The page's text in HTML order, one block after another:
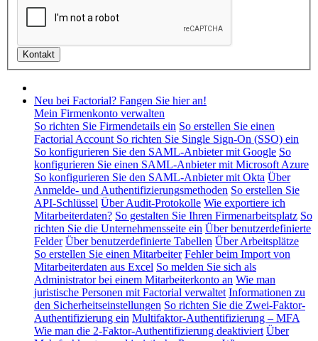
Neu bei Factorial? Fangen Sie hier an!
Mein Firmenkonto verwalten
So richten Sie Firmendetails ein So erstellen Sie einen
Factorial Account So richten Sie Single Sign-On (SSO) ein
So konfigurieren Sie den SAML-Anbieter mit Google So
konfigurieren Sie einen SAML-Anbieter mit Microsoft Azure
So konfigurieren Sie den SAML-Anbieter mit Okta Über
Anmelde- und Authentifizierungsmethoden So erstellen Sie
API-Schlüssel Über Audit-Protokolle Wie exportiere ich
Mitarbeiterdaten? So gestalten Sie Ihren Firmenarbeitsplatz So
richten Sie die Unternehmensseite ein Über benutzerdefinierte
Felder Über benutzerdefinierte Tabellen Über Arbeitsplätze
So erstellen Sie einen Mitarbeiter Fehler beim Import von
Mitarbeiterdaten aus Excel So melden Sie sich als
Administrator bei einem Mitarbeiterkonto an Wie man
juristische Personen mit Factorial verwaltet Informationen zu
den Sicherheitseinstellungen So richten Sie die Zwei-Faktor-
Authentifizierung ein Multifaktor-Authentifizierung – MFA
Wie man die 2-Faktor-Authentifizierung deaktiviert Über